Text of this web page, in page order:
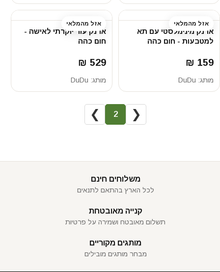
אזל מהמלאי
ארנק מינימלסטי עם תא
למטבעות - חום כהה
159 ₪
מותג: DuDu
אזל מהמלאי
ארנק עור יוקרתי לאישה -
חום כהה
529 ₪
מותג: DuDu
❮
2
❯
משלוחים חינם
לכל הארץ בהתאם לתנאים
קנייה מאובטחת
תשלום מאובטח ושמירה על פרטיות
מותגים מקוריים
מבחר מותגים מובילים